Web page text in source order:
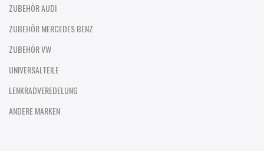
ZUBEHÖR AUDI
ZUBEHÖR MERCEDES BENZ
ZUBEHÖR VW
UNIVERSALTEILE
LENKRADVEREDELUNG
ANDERE MARKEN